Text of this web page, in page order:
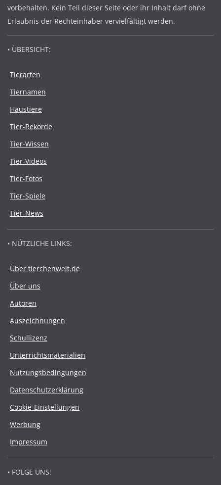
vorbehalten. Kein Teil dieser Seite oder ihr Inhalt darf ohne
Erlaubnis der Rechteinhaber vervielfältigt werden.
• ÜBERSICHT:
Tierarten
Tiernamen
Haustiere
Tier-Rekorde
Tier-Wissen
Tier-Videos
Tier-Fotos
Tier-Spiele
Tier-News
• NÜTZLICHE LINKS:
Über tierchenwelt.de
Über uns
Autoren
Auszeichnungen
Schullizenz
Unterrichtsmaterialien
Nutzungsbedingungen
Datenschutzerklärung
Cookie-Einstellungen
Werbung
Impressum
• FOLGE UNS: